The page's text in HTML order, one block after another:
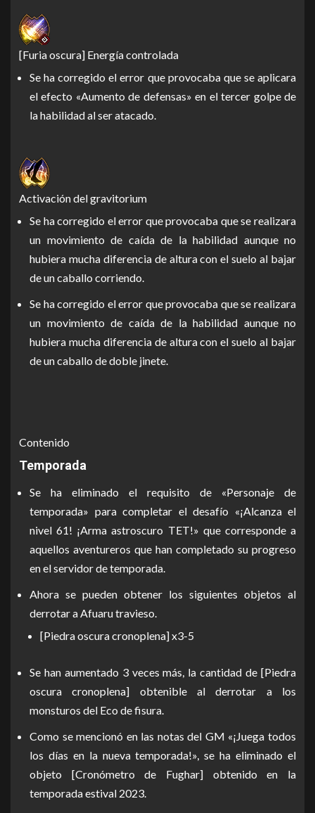
[Furia oscura] Energía controlada
Se ha corregido el error que provocaba que se aplicara
el efecto «Aumento de defensas» en el tercer golpe de
la habilidad al ser atacado.
Activación del gravitorium
Se ha corregido el error que provocaba que se realizara
un movimiento de caída de la habilidad aunque no
hubiera mucha diferencia de altura con el suelo al bajar
de un caballo corriendo.
Se ha corregido el error que provocaba que se realizara
un movimiento de caída de la habilidad aunque no
hubiera mucha diferencia de altura con el suelo al bajar
de un caballo de doble jinete.
Contenido
Temporada
Se ha eliminado el requisito de «Personaje de
temporada» para completar el desafío «¡Alcanza el
nivel 61! ¡Arma astroscuro TET!» que corresponde a
aquellos aventureros que han completado su progreso
en el servidor de temporada.
Ahora se pueden obtener los siguientes objetos al
derrotar a Afuaru travieso.
[Piedra oscura cronoplena] x3-5
Se han aumentado 3 veces más, la cantidad de [Piedra
oscura cronoplena] obtenible al derrotar a los
monsturos del Eco de fisura.
Como se mencionó en las notas del GM «¡Juega todos
los días en la nueva temporada!», se ha eliminado el
objeto [Cronómetro de Fughar] obtenido en la
temporada estival 2023.